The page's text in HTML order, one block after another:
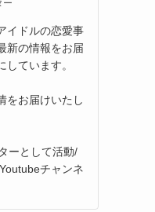
ー
イドルの恋愛事
新の情報をお届
ています。
をお届けいたし
ーとして活動/
チャンネ